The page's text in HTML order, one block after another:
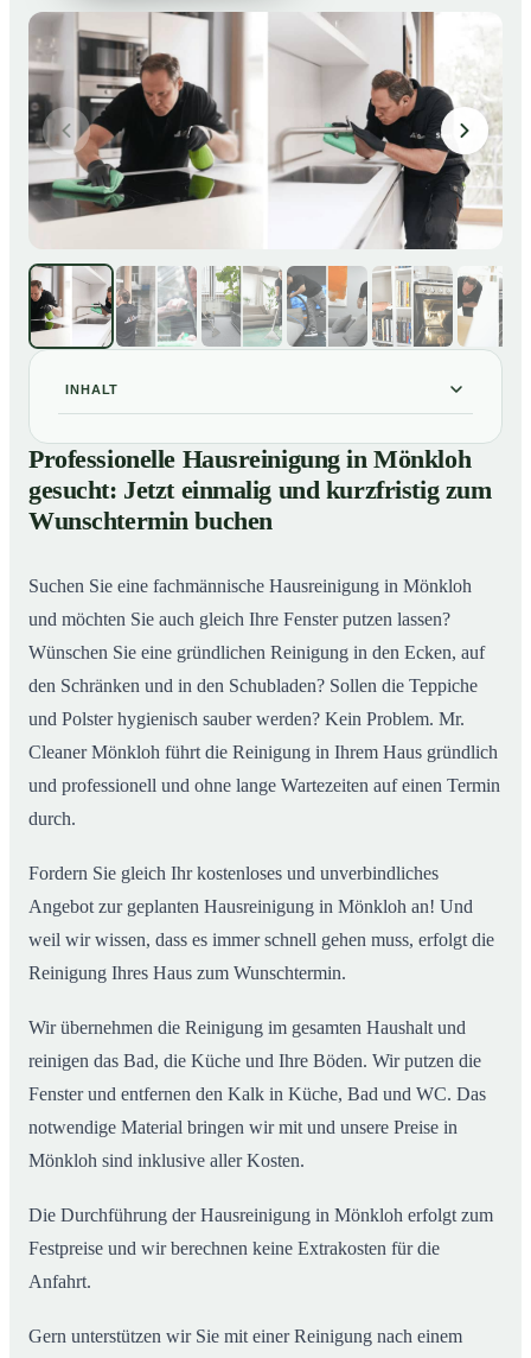
INHALT
01 Professionelle Hausreinigung in Mönkloh gesucht:
Jetzt einmalig und kurzfristig zum Wunschtermin
buchen
02So läuft eine professionelle Hausreinigung in Mönkloh
Professionelle Hausreinigung in Mönkloh
gesucht: Jetzt einmalig und kurzfristig zum
Wunschtermin buchen
Suchen Sie eine fachmännische Hausreinigung in Mönkloh
und möchten Sie auch gleich Ihre Fenster putzen lassen?
Wünschen Sie eine gründlichen Reinigung in den Ecken, auf
den Schränken und in den Schubladen? Sollen die Teppiche
und Polster hygienisch sauber werden? Kein Problem. Mr.
Cleaner Mönkloh führt die Reinigung in Ihrem Haus gründlich
und professionell und ohne lange Wartezeiten auf einen Termin
durch.
Fordern Sie gleich Ihr kostenloses und unverbindliches
Angebot zur geplanten Hausreinigung in Mönkloh an! Und
weil wir wissen, dass es immer schnell gehen muss, erfolgt die
Reinigung Ihres Haus zum Wunschtermin.
Wir übernehmen die Reinigung im gesamten Haushalt und
reinigen das Bad, die Küche und Ihre Böden. Wir putzen die
Fenster und entfernen den Kalk in Küche, Bad und WC. Das
notwendige Material bringen wir mit und unsere Preise in
Mönkloh sind inklusive aller Kosten.
Die Durchführung der Hausreinigung in Mönkloh erfolgt zum
Festpreise und wir berechnen keine Extrakosten für die
Anfahrt.
Gern unterstützen wir Sie mit einer Reinigung nach einem